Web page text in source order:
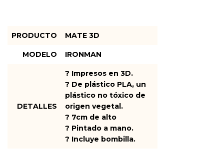
PRODUCTO MATE 3D
MODELO IRONMAN
DETALLES
? Impresos en 3D.
? De plástico PLA, un
plástico no tóxico de
origen vegetal.
? 7cm de alto
? Pintado a mano.
? Incluye bombilla.